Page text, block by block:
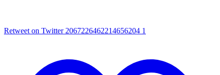
Retweet on Twitter 2067226462214656204 1